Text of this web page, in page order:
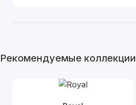
Рекомендуемые коллекции